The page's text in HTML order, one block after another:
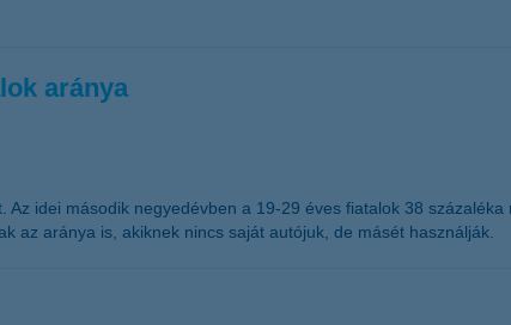
aránya
idei második negyedévben a 19-29 éves fiatalok 38
az aránya is, akiknek nincs saját autójuk, de másét használják.